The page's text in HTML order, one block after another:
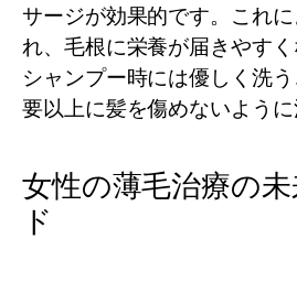
サージが効果的です。これ
れ、毛根に栄養が届きやすく
シャンプー時には優しく洗
要以上に髪を傷めないように
女性の薄毛治療の
ド